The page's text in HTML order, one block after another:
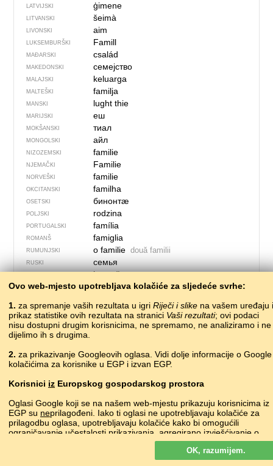
LATVIJSKI ģimene
LITVANSKI šeimà
LIVONSKI aim
LUKSEMBURŠKI Famill
MAĐARSKI család
MAKEDONSKI семејство
MALAJSKI keluarga
MALTEŠKI familja
MANSKI lught thie
MARIJSKI еш
MOKŠANSKI тиал
MONGOLSKI айл
NIZOZEMSKI familie
NJEMAČKI Familie
NORVEŠKI familie
OKCITANSKI familha
OSETSKI бинонтӕ
POLJSKI rodzina
PORTUGALSKI família
ROMANŠ famiglia
RUMUNJSKI o familie două familii
RUSKI семья
bearaš
ŠKOTSKI GAELSKI teaghlach
SLOVENSKI družina
ŠPANJOLSKI familia
SRPSKI
TADŽIČKI оила
TATARSKI гаилә•ğailä
aile
UDMURTSKI ?
UKRAJINSKI родина
Ovo web-mjesto upotrebljava kolačiće za sljedeće svrhe:
1. za spremanje vaših rezultata u igri Riječi i slike na vašem uređaju i
prikaz statistike ovih rezultata na stranici Vaši rezultati; ovi podaci
nisu dostupni drugim korisnicima, ne spremamo, ne analiziramo i ne
dijelimo ih s drugima.
2. za prikazivanje Googleovih oglasa. Vidi dolje informacije o Google
kolačićima za korisnike u EGP i izvan EGP.
Korisnici iz Europskog gospodarskog prostora
Oglasi Google koji se na našem web-mjestu prikazuju korisnicima iz
EGP su neprilagođeni. Iako ti oglasi ne upotrebljavaju kolačiće za
prilagodbu oglasa, upotrebljavaju kolačiće kako bi omogućili
ograničavanje učestalosti prikazivanja, agregirano izvješćivanje o
oglasima i za borbu protiv prevara i zloupotrebe.
OK, razumijem.